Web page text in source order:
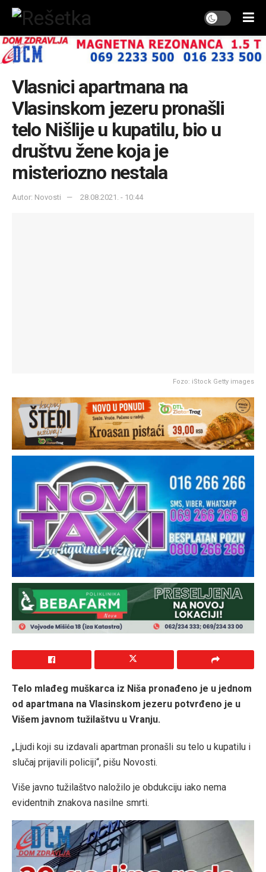
Vlasnici apartmana na
Vlasinskom jezeru pronašli
telo Nišlije u kupatilu, bio u
društvu žene koja je
misteriozno nestala
Autor: Novosti 28.08.2021. - 10:44
Fozo: iStock Getty images
Telo mlađeg muškarca iz Niša pronađeno je u jednom
od apartmana na Vlasinskom jezeru potvrđeno je u
Višem javnom tužilaštvu u Vranju.
„Ljudi koji su izdavali apartman pronašli su telo u kupatilu i
slučaj prijavili policiji“, pišu Novosti.
Više javno tužilaštvo naložilo je obdukciju iako nema
evidentnih znakova nasilne smrti.